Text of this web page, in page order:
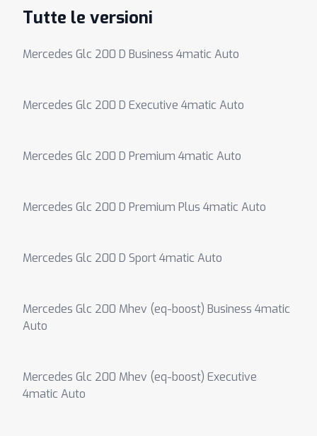
Tutte le versioni
Mercedes Glc 200 D Business 4matic Auto
Mercedes Glc 200 D Executive 4matic Auto
Mercedes Glc 200 D Premium 4matic Auto
Mercedes Glc 200 D Premium Plus 4matic Auto
Mercedes Glc 200 D Sport 4matic Auto
Mercedes Glc 200 Mhev (eq-boost) Business 4matic
Auto
Mercedes Glc 200 Mhev (eq-boost) Executive
4matic Auto